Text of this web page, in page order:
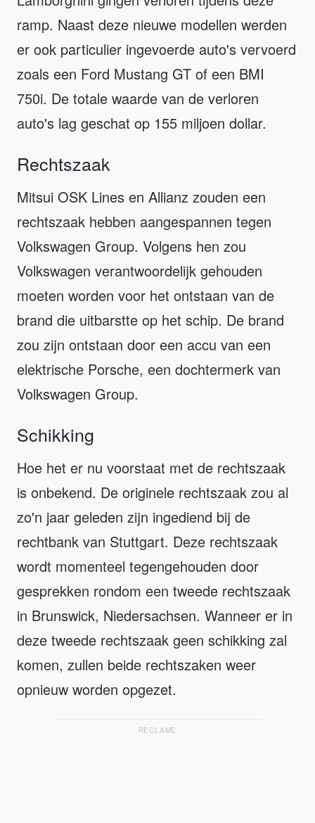
ramp. Naast deze nieuwe modellen werden
er ook particulier ingevoerde auto's vervoerd
zoals een Ford Mustang GT of een BMI
750i. De totale waarde van de verloren
auto's lag geschat op 155 miljoen dollar.
Rechtszaak
Mitsui OSK Lines en Allianz zouden een
rechtszaak hebben aangespannen tegen
Volkswagen Group. Volgens hen zou
Volkswagen verantwoordelijk gehouden
moeten worden voor het ontstaan van de
brand die uitbarstte op het schip. De brand
zou zijn ontstaan door een accu van een
elektrische Porsche, een dochtermerk van
Volkswagen Group.
Schikking
Hoe het er nu voorstaat met de rechtszaak
is onbekend. De originele rechtszaak zou al
zo'n jaar geleden zijn ingediend bij de
rechtbank van Stuttgart. Deze rechtszaak
wordt momenteel tegengehouden door
gesprekken rondom een tweede rechtszaak
in Brunswick, Niedersachsen. Wanneer er in
deze tweede rechtszaak geen schikking zal
komen, zullen beide rechtszaken weer
opnieuw worden opgezet.
RECLAME